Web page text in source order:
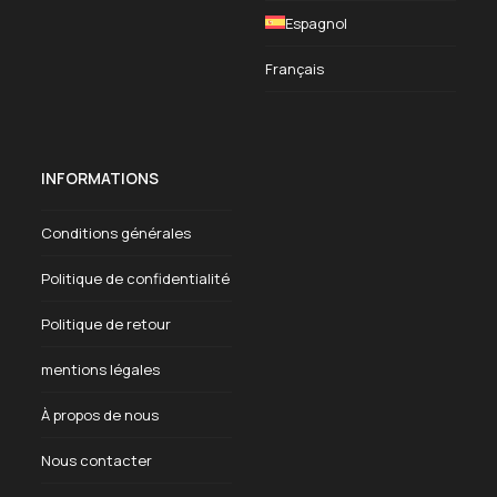
Espagnol
Français
INFORMATIONS
Conditions générales
Politique de confidentialité
Politique de retour
mentions légales
À propos de nous
Nous contacter